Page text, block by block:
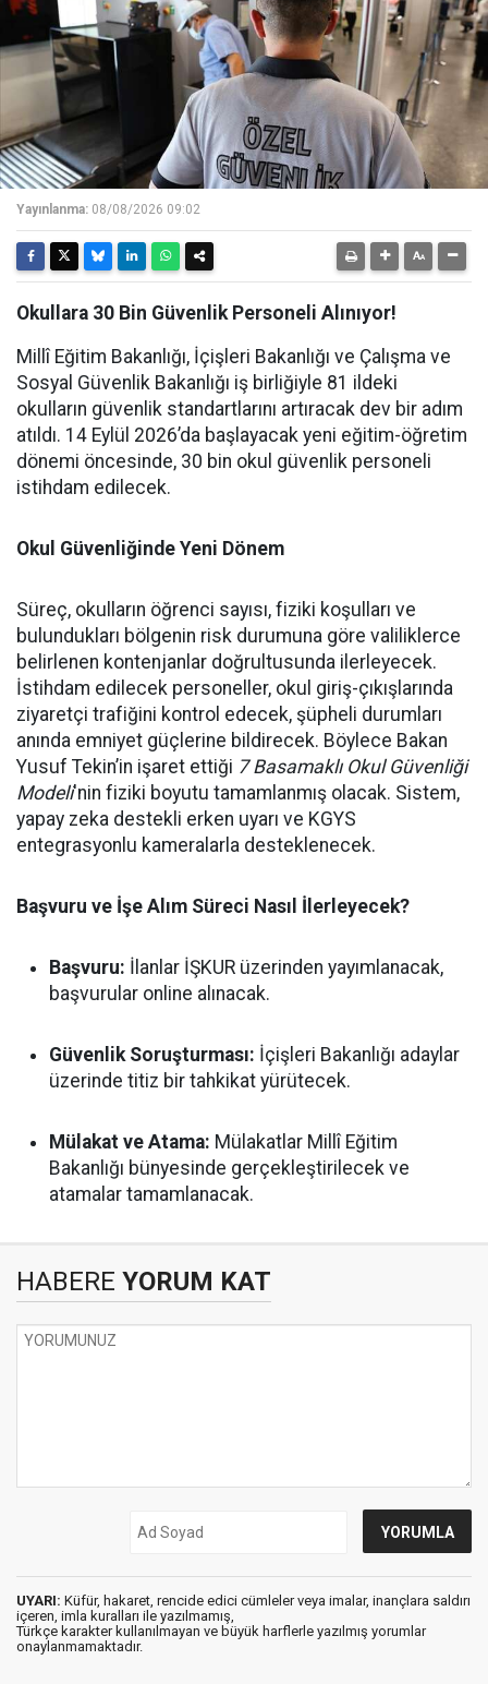
Yayınlanma: 08/08/2026 09:02
Okullara 30 Bin Güvenlik Personeli Alınıyor!
Millî Eğitim Bakanlığı, İçişleri Bakanlığı ve Çalışma ve
Sosyal Güvenlik Bakanlığı iş birliğiyle 81 ildeki
okulların güvenlik standartlarını artıracak dev bir adım
atıldı. 14 Eylül 2026’da başlayacak yeni eğitim-öğretim
dönemi öncesinde, 30 bin okul güvenlik personeli
istihdam edilecek.
Okul Güvenliğinde Yeni Dönem
Süreç, okulların öğrenci sayısı, fiziki koşulları ve
bulundukları bölgenin risk durumuna göre valiliklerce
belirlenen kontenjanlar doğrultusunda ilerleyecek.
İstihdam edilecek personeller, okul giriş-çıkışlarında
ziyaretçi trafiğini kontrol edecek, şüpheli durumları
anında emniyet güçlerine bildirecek. Böylece Bakan
Yusuf Tekin’in işaret ettiği 7 Basamaklı Okul Güvenliği
Modeli'nin fiziki boyutu tamamlanmış olacak. Sistem,
yapay zeka destekli erken uyarı ve KGYS
entegrasyonlu kameralarla desteklenecek.
Başvuru ve İşe Alım Süreci Nasıl İlerleyecek?
Başvuru: İlanlar İŞKUR üzerinden yayımlanacak,
başvurular online alınacak.
Güvenlik Soruşturması: İçişleri Bakanlığı adaylar
üzerinde titiz bir tahkikat yürütecek.
Mülakat ve Atama: Mülakatlar Millî Eğitim
Bakanlığı bünyesinde gerçekleştirilecek ve
atamalar tamamlanacak.
HABERE YORUM KAT
UYARI: Küfür, hakaret, rencide edici cümleler veya imalar, inançlara saldırı
içeren, imla kuralları ile yazılmamış,
Türkçe karakter kullanılmayan ve büyük harflerle yazılmış yorumlar
onaylanmamaktadır.